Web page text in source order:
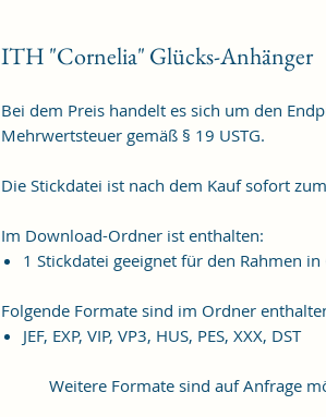
ITH "Cornelia" Glücks-Anhänger
Bei dem Preis handelt es sich um den
Mehrwertsteuer gemäß § 19 USTG.
Die Stickdatei ist nach dem Kauf sofort
Im Download-Ordner ist enthalten:
1 Stickdatei geeignet für den Rahmen
Folgende Formate sind im Ordner
JEF, EXP, VIP, VP3, HUS, PES, XXX, DST
Weitere Formate sind auf Anfrage